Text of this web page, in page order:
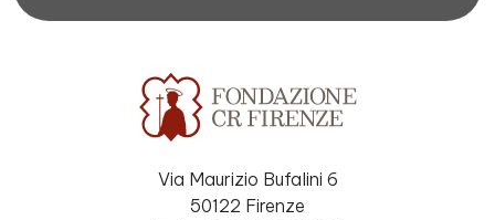
Via Maurizio Bufalini 6
50122 Firenze